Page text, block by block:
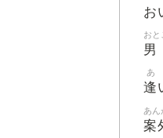
お
男
おと
逢
あ
案
あん